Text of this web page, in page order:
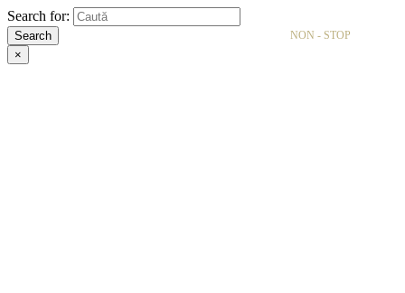
Search for:
Search
×
NON - STOP